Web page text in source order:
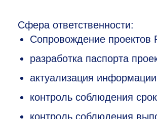
Сфера ответственности:
Сопровождение проектов
разработка паспорта
актуализация
контроль соблюдения
контроль соблюдения